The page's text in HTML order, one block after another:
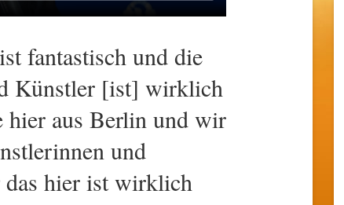
fantastisch und die
Künstler [ist] wirklich
hier aus Berlin und wir
und
hier ist wirklich